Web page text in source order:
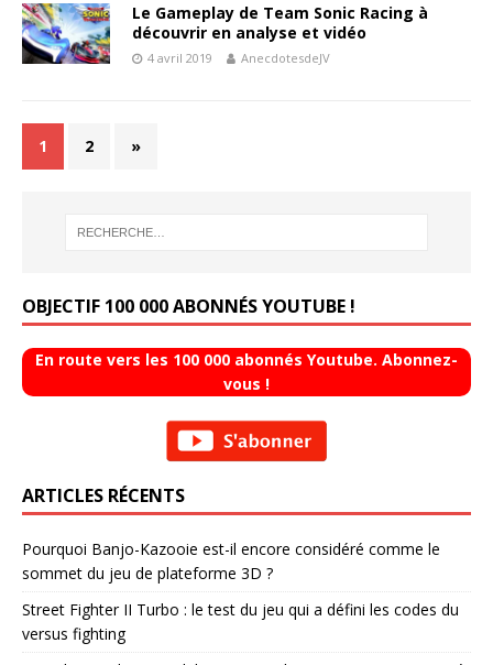
Le Gameplay de Team Sonic Racing à
découvrir en analyse et vidéo
4 avril 2019 AnecdotesdeJV
1 2 »
OBJECTIF 100 000 ABONNÉS YOUTUBE !
En route vers les 100 000 abonnés Youtube. Abonnez-
vous !
ARTICLES RÉCENTS
Pourquoi Banjo-Kazooie est-il encore considéré comme le
sommet du jeu de plateforme 3D ?
Street Fighter II Turbo : le test du jeu qui a défini les codes du
versus fighting